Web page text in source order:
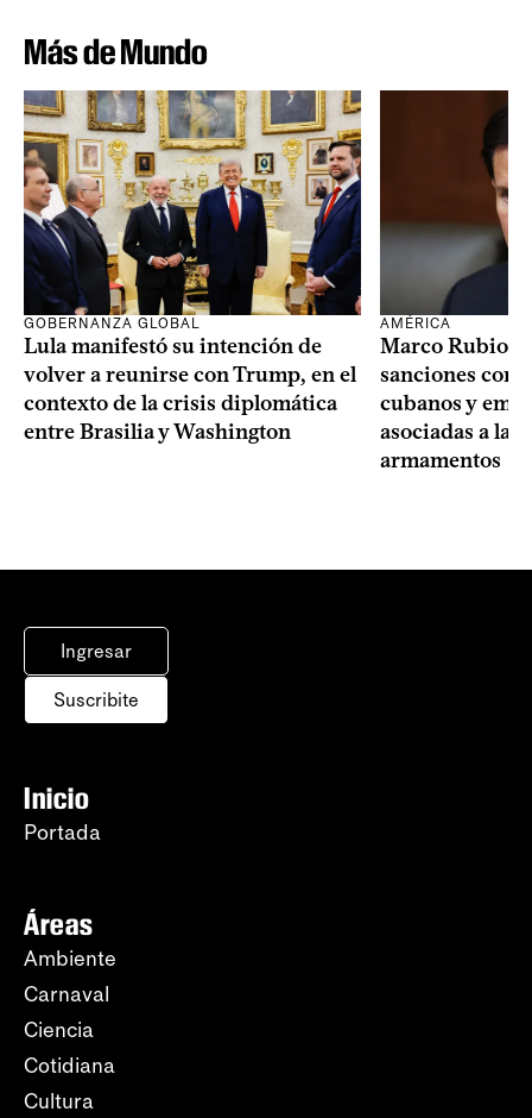
Más de Mundo
GOBERNANZA GLOBAL
Lula manifestó su intención de
volver a reunirse con Trump, en el
contexto de la crisis diplomática
entre Brasilia y Washington
AMÉRICA
Marco Rubio
sanciones
cubanos y
asociadas a la
armamentos
Ingresar
Suscribite
Inicio
Portada
Áreas
Ambiente
Carnaval
Ciencia
Cotidiana
Cultura